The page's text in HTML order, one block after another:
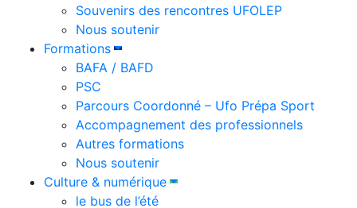
Souvenirs des rencontres UFOLEP
Nous soutenir
Formations
BAFA / BAFD
PSC
Parcours Coordonné – Ufo Prépa Sport
Accompagnement des professionnels
Autres formations
Nous soutenir
Culture & numérique
le bus de l’été